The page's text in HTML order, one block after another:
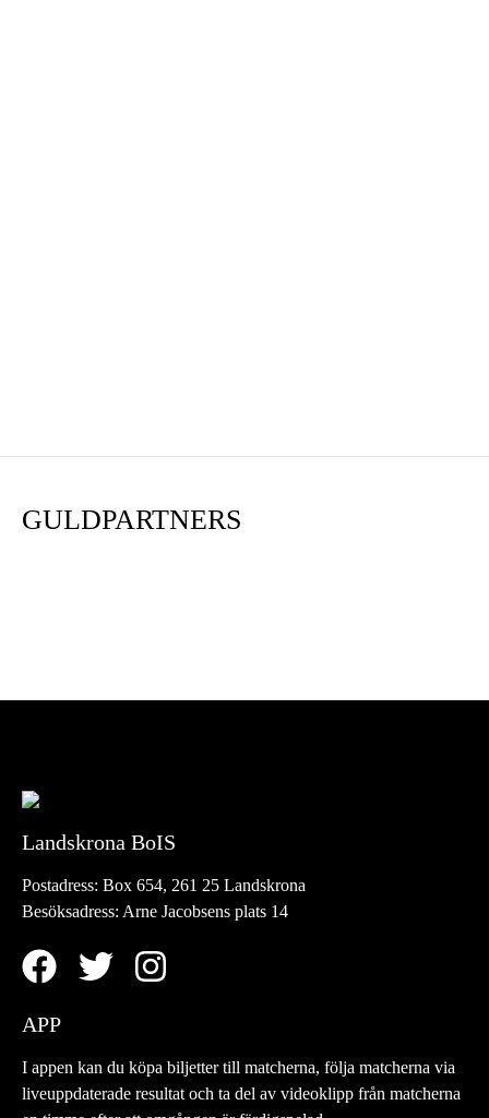
GULDPARTNERS
Landskrona BoIS
Postadress: Box 654, 261 25 Landskrona
Besöksadress: Arne Jacobsens plats 14
APP
I appen kan du köpa biljetter till matcherna, följa matcherna via
liveuppdaterade resultat och ta del av videoklipp från matcherna